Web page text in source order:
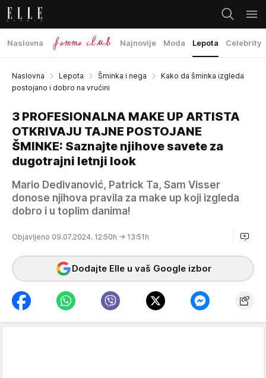
Naslovna Najnovije Moda Lepota Celebrity
Naslovna Lepota Šminka i nega
Kako da šminka izgleda
postojano i dobro na vrućini
3 PROFESIONALNA MAKE UP ARTISTA
OTKRIVAJU TAJNE POSTOJANE
ŠMINKE: Saznajte njihove savete za
dugotrajni letnji look
Mario Dedivanović, Patrick Ta, Sam Visser
donose njihova pravila za make up koji izgleda
dobro i u toplim danima!
Objavljeno 09.07.2024. 12:50h → 13:51h
Dodajte Elle u vaš Google izbor